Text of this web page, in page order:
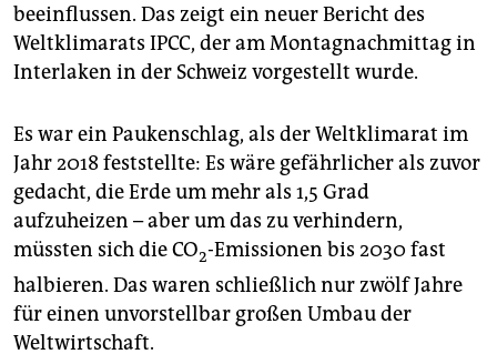
beeinflussen. Das zeigt ein neuer Bericht des
Weltklimarats IPCC, der am Montagnachmittag in
Interlaken in der Schweiz vorgestellt wurde.
Es war ein Paukenschlag, als der Weltklimarat im
Jahr 2018 feststellte: Es wäre gefährlicher als zuvor
gedacht, die Erde um mehr als 1,5 Grad
aufzuheizen – aber um das zu verhindern,
müssten sich die CO2-Emissionen bis 2030 fast
halbieren. Das waren schließlich nur zwölf Jahre
für einen unvorstellbar großen Umbau der
Weltwirtschaft.